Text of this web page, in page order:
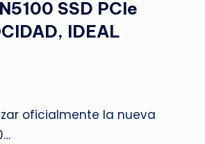
SSD PCIe
IDEAL
oficialmente la nueva